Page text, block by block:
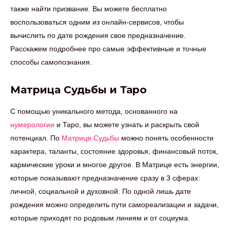
также найти призвание. Вы можете бесплатно
воспользоваться одним из онлайн-сервисов, чтобы
вычислить по дате рождения свое предназначение.
Расскажем подробнее про самые эффективные и точные
способы самопознания.
Матрица Судьбы и Таро
С помощью уникального метода, основанного на
нумерологии и Таро, вы можете узнать и раскрыть свой
потенциал. По Матрице Судьбы можно понять особенности
характера, таланты, состояние здоровья, финансовый поток,
кармические уроки и многое другое. В Матрице есть энергии,
которые показывают предназначение сразу в 3 сферах:
личной, социальной и духовной. По одной лишь дате
рождения можно определить пути самореализации и задачи,
которые приходят по родовым линиям и от социума.